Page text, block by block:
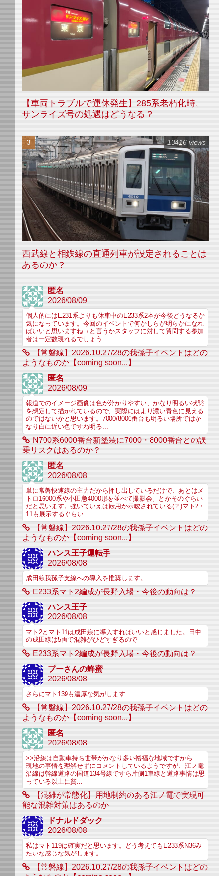
【車両トラブルで運休発生】285系老朽化時、
サンライズ号の処遇はどうなる？
西武線と相鉄線の直通列車が設定されることは
あるのか？
13416 views
匿名
2026/08/09
個人的にはE231系よりも休車中のE233系2本が今後どうなるか
気になっています。今回のイベントで何かしらが明らかになれ
ばいいと思いますね（と言うかスタッフに対して質問する参加
者は一定数現れるでしょう...
【常磐線】2026.10.27/28の我孫子イベントはどの
ようなものか【coming soon...】
匿名
2026/08/09
報道でのイメージ画像は色が分かりやすい、かなり明るい状態
を想定して描かれているので、実際にはより濃い青色に見える
のではないかと思います。7000/8000番台も明るい場所ではか
なり白に近い色ですね明る...
N700系6000番台新塗装に7000・8000番台との誤
乗リスクはあるのか？
匿名
2026/08/08
単に常磐快速線の主力だから押し出しているだけで、あとはメ
トロ16000系や小田急4000形を並べて撮影会、とかそのぐらい
だと思います。強いていえば転用が示唆されている(？)マト2・
11も展示するぐらい...
【常磐線】2026.10.27/28の我孫子イベントはどの
ようなものか【coming soon...】
ハンス王子運転手
2026/08/08
成田線我孫子支線への導入を推奨します。
E233系マト2編成が長野入場・今後の動向は？
ハンス王子
2026/08/08
マト2とマト11は成田線に導入すればいいと感じました。日中
の成田線は5両で混雑がひどすぎるので
E233系マト2編成が長野入場・今後の動向は？
プーさんの蜂蜜
2026/08/08
さらにマト139も濃厚な気がします
【常磐線】2026.10.27/28の我孫子イベントはどの
ようなものか【coming soon...】
匿名
2026/08/08
>>沿線は自動車持ち世帯がかなり多い裕福な地域ですから…
現地の事情を理解せずにコメントしているようですが、江ノ電
沿線は幹線道路の国道134号線ですら片側1車線と道路事情は思
っている以上に貧...
【混雑が常態化】用地制約のある江ノ電で実現可
能な混雑対策はあるのか
ドナルドダック
2026/08/08
私はマト119は確実だと思います。どう考えてもE233系N36み
たいな感じな気がします。
【常磐線】2026.10.27/28の我孫子イベントはどの